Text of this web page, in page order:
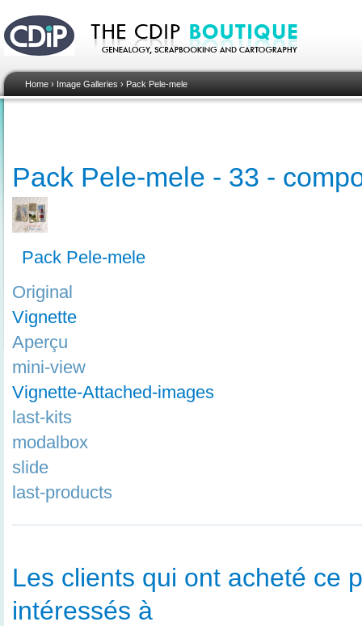
Home › Image Galleries › Pack Pele-mele
Pack Pele-mele - 33 -
Pack Pele-mele
Original
Vignette
Aperçu
mini-view
Vignette-Attached-images
last-kits
modalbox
slide
last-products
Les clients qui ont acheté ce
intéressés à